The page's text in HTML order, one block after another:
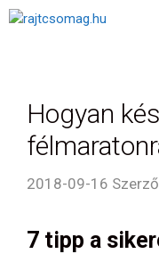
Kilépés
Hogyan
2018-09-16
7 tipp a